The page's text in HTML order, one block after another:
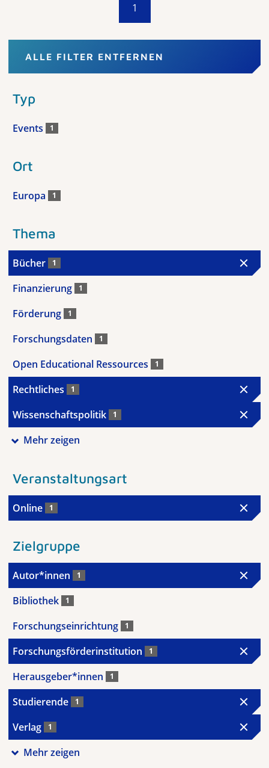
1
ALLE FILTER ENTFERNEN
Typ
Events 1
Ort
Europa 1
Thema
Bücher 1
Finanzierung 1
Förderung 1
Forschungsdaten 1
Open Educational Ressources 1
Rechtliches 1
Wissenschaftspolitik 1
Mehr zeigen
Veranstaltungsart
Online 1
Zielgruppe
Autor*innen 1
Bibliothek 1
Forschungseinrichtung 1
Forschungsförderinstitution 1
Herausgeber*innen 1
Studierende 1
Verlag 1
Mehr zeigen